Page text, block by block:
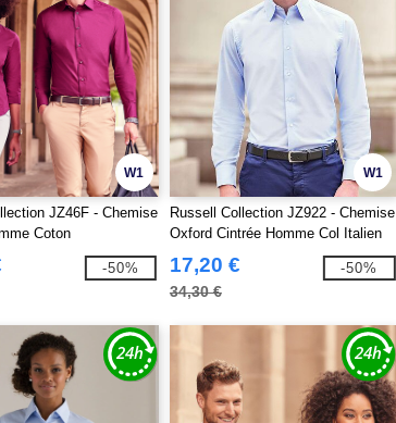
W1
JZ46F - Chemise
Coton
-50%
W1
Russell Collection JZ922 - Chemise
Oxford Cintrée Homme Col Italien
17,20 €
34,30 €
-50%